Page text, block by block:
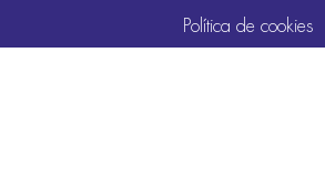
Política de cookies